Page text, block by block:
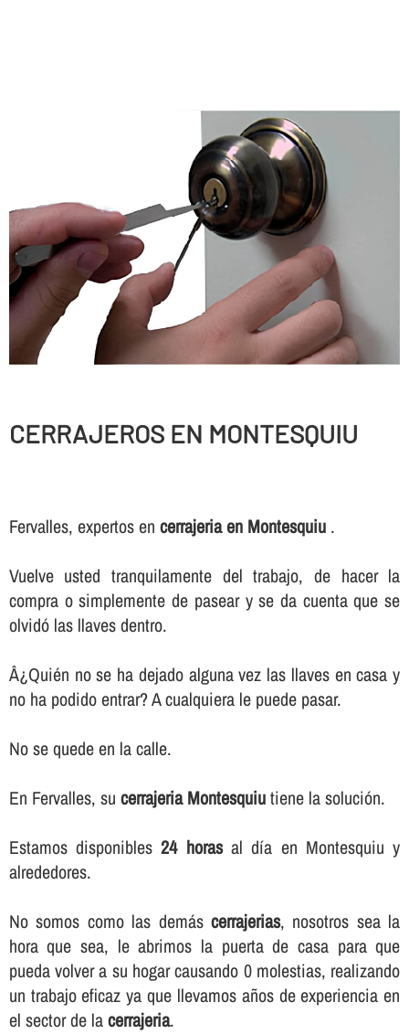
CERRAJEROS EN MONTESQUIU
Fervalles, expertos en cerrajeria en Montesquiu.
Vuelve usted tranquilamente del trabajo, de hacer la
compra o simplemente de pasear y se da cuenta que se
olvidó las llaves dentro.
Â¿Quién no se ha dejado alguna vez las llaves en casa y
no ha podido entrar? A cualquiera le puede pasar.
No se quede en la calle.
En Fervalles, su cerrajeria Montesquiutiene la solución.
Estamos disponibles24 horasal dí­a en Montesquiu y
alrededores.
No somos como las demás cerrajerias, nosotros sea la
hora que sea, le abrimos la puerta de casa para que
pueda volver a su hogar causando 0 molestias, realizando
un trabajo eficaz ya que llevamos años de experiencia en
el sector de lacerrajeria.